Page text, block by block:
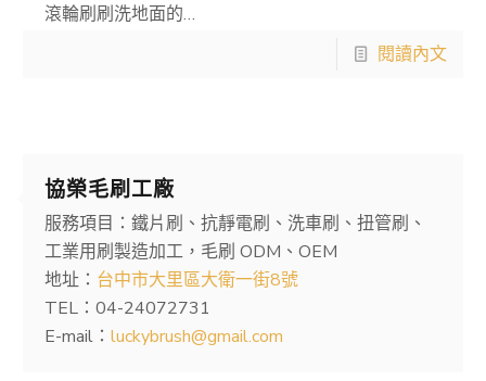
滾輪刷刷洗地面的…
閱讀內文
協榮毛刷工廠
服務項目：鐵片刷、抗靜電刷、洗車刷、扭管刷、
工業用刷製造加工，毛刷 ODM、OEM
地址： 台中市大里區大衛一街8號
TEL：04-24072731
E-mail：luckybrush@gmail.com